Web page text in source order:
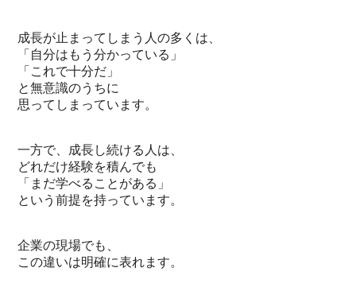
成長が止まってしまう人の多くは、
「自分はもう分かっている」
「これで十分だ」
と無意識のうちに
思ってしまっています。
一方で、成長し続ける人は、
どれだけ経験を積んでも
「まだ学べることがある」
という前提を持っています。
企業の現場でも、
この違いは明確に表れます。